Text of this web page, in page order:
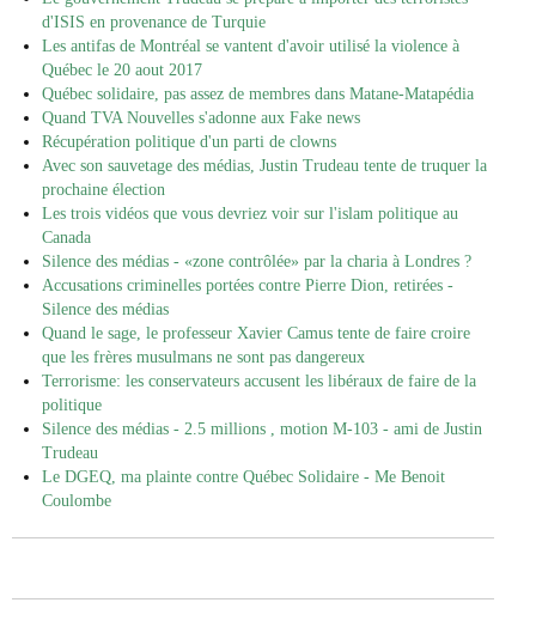
d'ISIS en provenance de Turquie
Les antifas de Montréal se vantent d'avoir utilisé la violence à
Québec le 20 aout 2017
Québec solidaire, pas assez de membres dans Matane-Matapédia
Quand TVA Nouvelles s'adonne aux Fake news
Récupération politique d'un parti de clowns
Avec son sauvetage des médias, Justin Trudeau tente de truquer la
prochaine élection
Les trois vidéos que vous devriez voir sur l'islam politique au
Canada
Silence des médias - «zone contrôlée» par la charia à Londres ?
Accusations criminelles portées contre Pierre Dion, retirées -
Silence des médias
Quand le sage, le professeur Xavier Camus tente de faire croire
que les frères musulmans ne sont pas dangereux
Terrorisme: les conservateurs accusent les libéraux de faire de la
politique
Silence des médias - 2.5 millions , motion M-103 - ami de Justin
Trudeau
Le DGEQ, ma plainte contre Québec Solidaire - Me Benoit
Coulombe